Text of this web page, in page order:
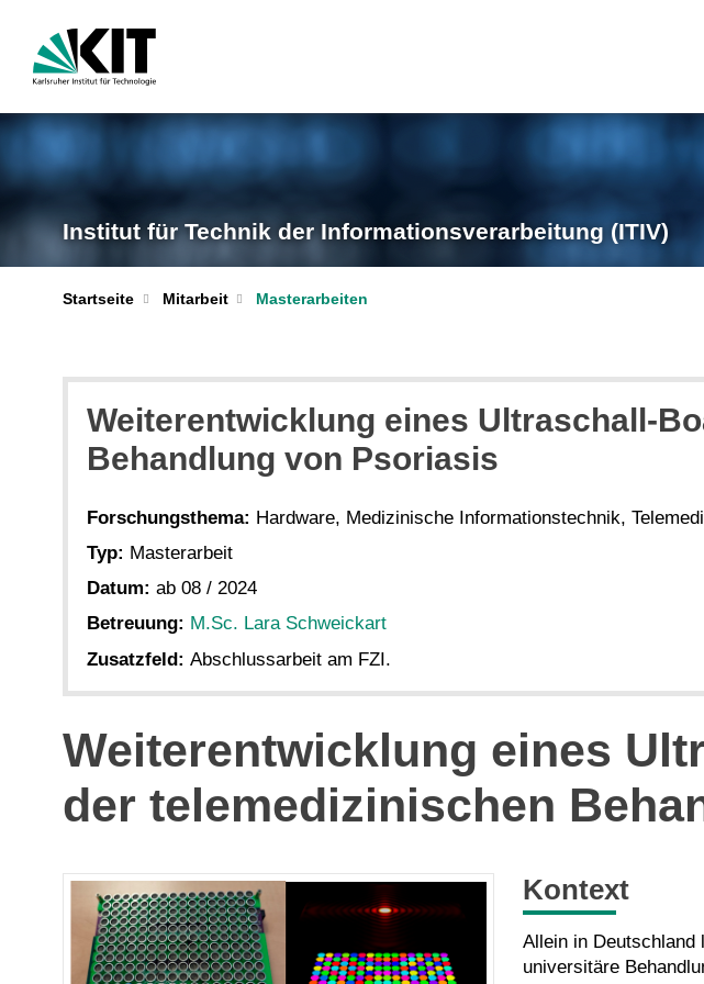
Institut für Technik der Informationsverarbeitung (ITIV)
Startseite Mitarbeit Masterarbeiten
Weiterentwicklung eines Ultraschall-
Behandlung von Psoriasis
Forschungsthema: Hardware, Medizinische Informationstechnik,
Typ: Masterarbeit
Datum: ab 08 / 2024
Betreuung: M.Sc. Lara Schweickart
Zusatzfeld: Abschlussarbeit am FZI.
Weiterentwicklung eines
der telemedizinischen
Kontext
Allein in Deutschland
universitäre